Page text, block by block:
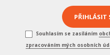
Souhlasím se zasíláním
zpracováním mých osobních